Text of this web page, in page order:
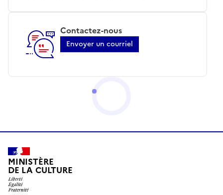
Contactez-nous
Envoyer un courriel
MINISTÈRE
DE LA CULTURE